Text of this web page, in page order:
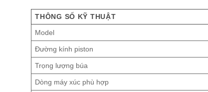
THÔNG SỐ KỸ THUẬT
Model
Đường kính piston
Trọng lượng búa
Dòng máy xúc phù hợp